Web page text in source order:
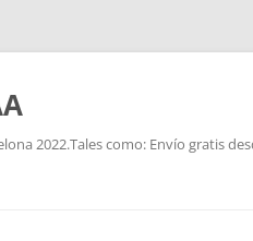
2022.Tales como: Envío gratis